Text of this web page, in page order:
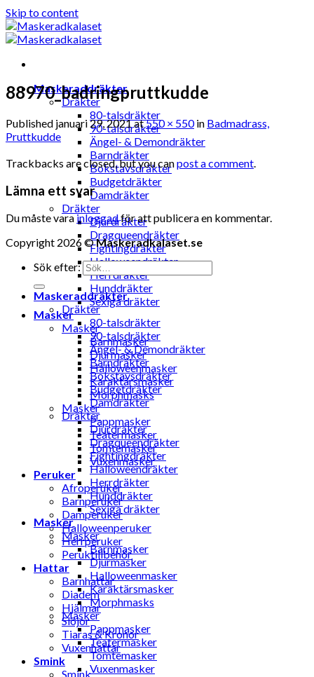
Skip to content
Maskeraddräkter
Dräkter
80-talsdräkter
90-talsdräkter
Ängel- & Demondräkter
Barndräkter
Bokstavsdräkter
Budgetdräkter
Damdräkter
Dräkter
Djurdräkter
Dragqueendräkter
Fightingdräkter
Halloweendräkter
Herrdräkter
Hunddräkter
Sexiga dräkter
Masker
Masker
Barnmasker
Djurmasker
Halloweenmasker
Karaktärsmasker
Morphmasks
Masker
Pappmasker
Teatermasker
Tomtemasker
Vuxenmasker
Peruker
Afroperuker
Barnperuker
Damperuker
Halloweenperuker
Herrperuker
Peruktillbehör
Hattar
Barnhattar
Diadem
Hjälmar
Slöjor
Tiaras & Kronor
Vuxenhattar
Smink
Smink
88970_badringpruttkudde
Published januari 29, 2021at550 × 550in Badmadrass,
Pruttkudde
Trackbacks are closed, but you canpost a comment.
Lämna ett svar
Du måste varainloggadför att publicera en kommentar.
Copyright 2026 ©Maskeradkalaset.se
Sök efter:
Maskeraddräkter
Dräkter
80-talsdräkter
90-talsdräkter
Ängel- & Demondräkter
Barndräkter
Bokstavsdräkter
Budgetdräkter
Damdräkter
Dräkter
Djurdräkter
Dragqueendräkter
Fightingdräkter
Halloweendräkter
Herrdräkter
Hunddräkter
Sexiga dräkter
Masker
Masker
Barnmasker
Djurmasker
Halloweenmasker
Karaktärsmasker
Morphmasks
Masker
Pappmasker
Teatermasker
Tomtemasker
Vuxenmasker